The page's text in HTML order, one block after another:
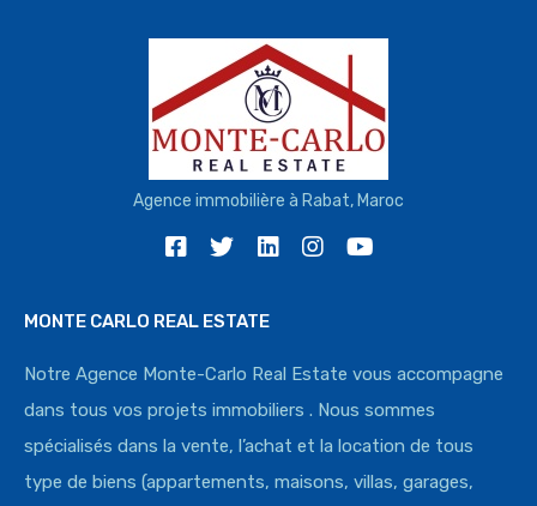
Agence immobilière à Rabat, Maroc
MONTE CARLO REAL ESTATE
Notre Agence Monte-Carlo Real Estate vous accompagne
dans tous vos projets immobiliers . Nous sommes
spécialisés dans la vente, l’achat et la location de tous
type de biens (appartements, maisons, villas, garages,